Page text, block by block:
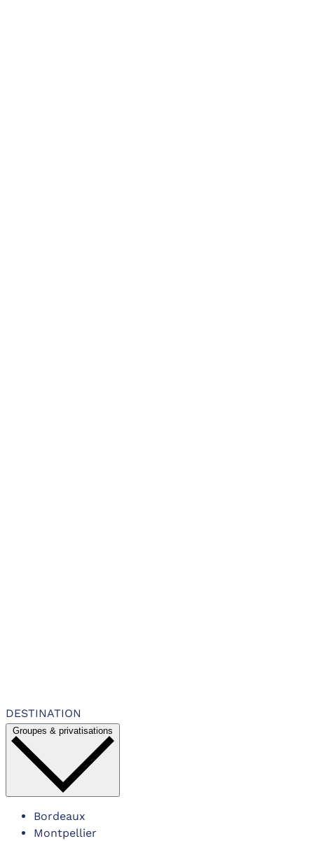
DESTINATION
Groupes & privatisations
Bordeaux
Montpellier